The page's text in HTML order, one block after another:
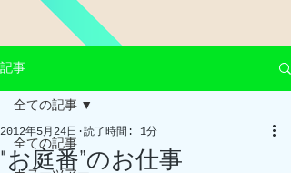
記事
全ての記事
全ての記事
"お庭番”のお仕事
2012年5月24日 読了時間: 1分